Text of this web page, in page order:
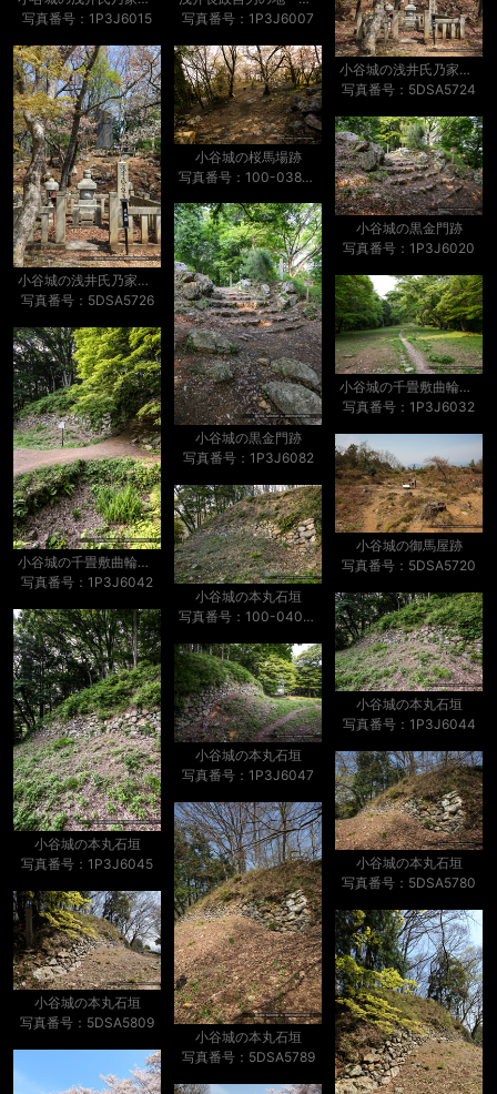
写真番号：1P3J6007
写真番号：1P3J6015
小谷城の浅井氏乃家臣供養塔・桜馬場跡
写真番号：5DSA5724
小谷城の浅井氏乃家臣供養塔・桜馬場跡
写真番号：5DSA5726
小谷城の桜馬場跡
写真番号：100-0389S53B
小谷城の黒金門跡
写真番号：1P3J6020
小谷城の黒金門跡
写真番号：1P3J6082
小谷城の千畳敷曲輪・大広間
写真番号：1P3J6032
小谷城の千畳敷曲輪井戸跡と本丸虎口
写真番号：1P3J6042
小谷城の御馬屋跡
写真番号：5DSA5720
小谷城の本丸石垣
写真番号：100-0409S53B
小谷城の本丸石垣
写真番号：1P3J6044
小谷城の本丸石垣
写真番号：1P3J6045
小谷城の本丸石垣
写真番号：1P3J6047
小谷城の本丸石垣
写真番号：5DSA5780
小谷城の本丸石垣
写真番号：5DSA5789
小谷城の本丸石垣
写真番号：5DSA5809